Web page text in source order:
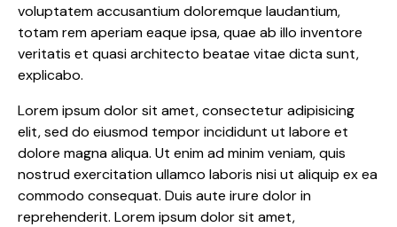
voluptatem accusantium doloremque laudantium,
totam rem aperiam eaque ipsa, quae ab illo inventore
veritatis et quasi architecto beatae vitae dicta sunt,
explicabo.
Lorem ipsum dolor sit amet, consectetur adipisicing
elit, sed do eiusmod tempor incididunt ut labore et
dolore magna aliqua. Ut enim ad minim veniam, quis
nostrud exercitation ullamco laboris nisi ut aliquip ex ea
commodo consequat. Duis aute irure dolor in
reprehenderit. Lorem ipsum dolor sit amet,